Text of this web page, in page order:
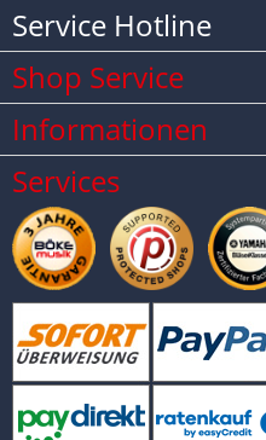
Service Hotline
Shop Service
Informationen
Services